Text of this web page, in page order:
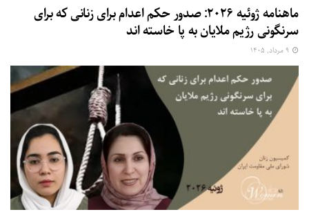
ماهنامه ژوئیه ۲۰۲۶: صدور حکم اعدام برای زنانی که برای
سرنگونی رژیم ملایان به پا خاسته اند